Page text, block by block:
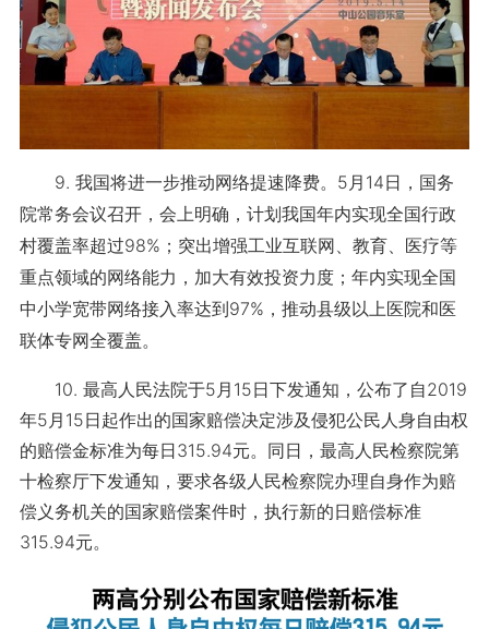
9. 我国将进一步推动网络提速降费。5月14日，国务
院常务会议召开，会上明确，计划我国年内实现全国行政
村覆盖率超过98%；突出增强工业互联网、教育、医疗等
重点领域的网络能力，加大有效投资力度；年内实现全国
中小学宽带网络接入率达到97%，推动县级以上医院和医
联体专网全覆盖。
10. 最高人民法院于5月15日下发通知，公布了自2019
年5月15日起作出的国家赔偿决定涉及侵犯公民人身自由权
的赔偿金标准为每日315.94元。同日，最高人民检察院第
十检察厅下发通知，要求各级人民检察院办理自身作为赔
偿义务机关的国家赔偿案件时，执行新的日赔偿标准
315.94元。